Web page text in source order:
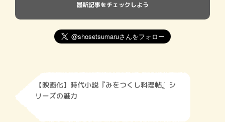
最新記事をチェックしよう
【映画化】時代小説『みをつくし料理帖』シ
リーズの魅力